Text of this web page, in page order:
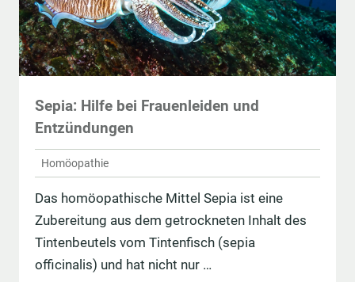
Sepia: Hilfe bei Frauenleiden und
Entzündungen
Homöopathie
Das homöopathische Mittel Sepia ist eine
Zubereitung aus dem getrockneten Inhalt des
Tintenbeutels vom Tintenfisch (sepia
officinalis) und hat nicht nur …